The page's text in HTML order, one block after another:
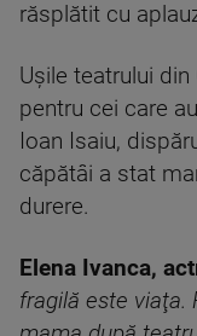
răsplătit cu
Uşile teatrului
pentru cei care
Ioan Isaiu,
căpătâi a stat
durere.
Elena Ivanca,
fragilă este viaţa.